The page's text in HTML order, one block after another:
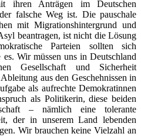
Anträgen im Deutschen
falsche Weg ist. Die pauschale
mit Migrationshintergrund und
beantragen, ist nicht die Lösung
Parteien sollten sich
Wir müssen uns in Deutschland
Gesellschaft und Sicherheit
aus den Geschehnissen in
als aufrechte Demokratinnen
als Politikerin, diese beiden
– nämlich eine tolerante
der in unserem Land lebenden
Wir brauchen keine Vielzahl an